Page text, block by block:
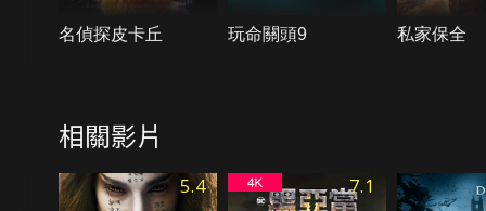
名偵探皮卡丘 玩命關頭9 私家保全
相關影片
5.4 7.1